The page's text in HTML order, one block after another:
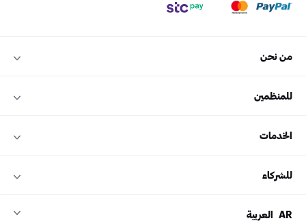
من نحن
للمنظمين
الخدمات
للشركاء
AR العربية